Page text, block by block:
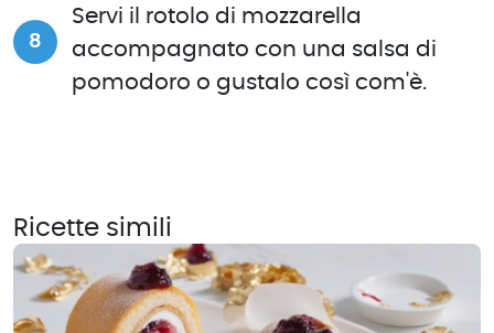
Servi il rotolo di mozzarella
accompagnato con una salsa di
pomodoro o gustalo così com'è.
Ricette simili